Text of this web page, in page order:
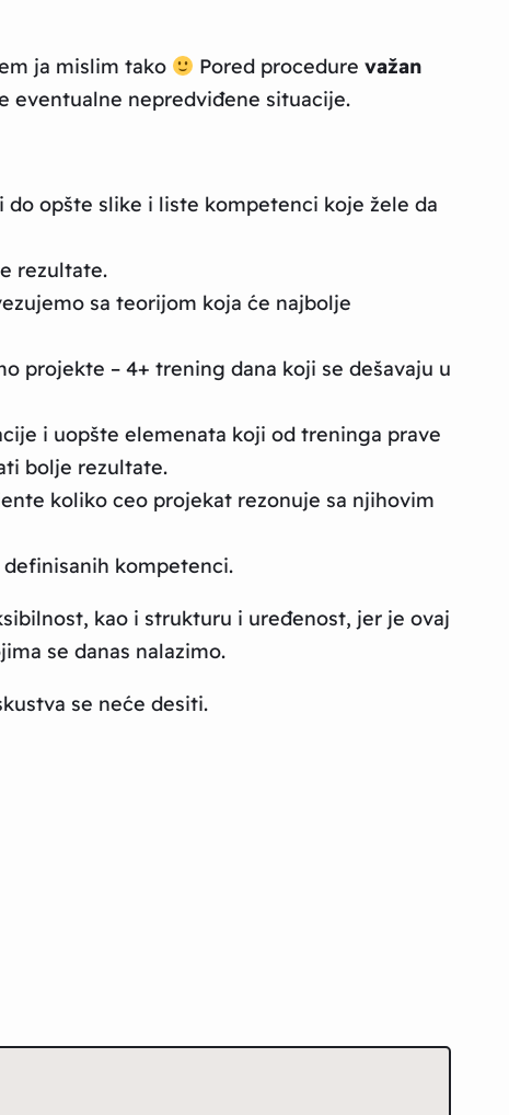
ja mislim tako Pored procedurevažan
eventualne nepredviđene situacije.
opšte slike i liste kompetenci koje žele da
rezultate.
sa teorijom koja će najbolje
projekte – 4+ trening dana koji se dešavaju u
i uopšte elemenata koji od treninga prave
bolje rezultate.
koliko ceo projekat rezonuje sa njihovim
kompetenci.
kao i strukturu i uređenost, jer je ovaj
se danas nalazimo.
se neće desiti.